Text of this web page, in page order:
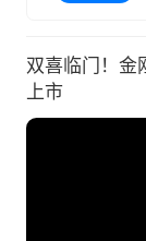
双喜临门！金
上市